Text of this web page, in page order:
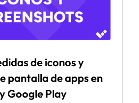
de iconos y
pantalla de apps en
Google Play